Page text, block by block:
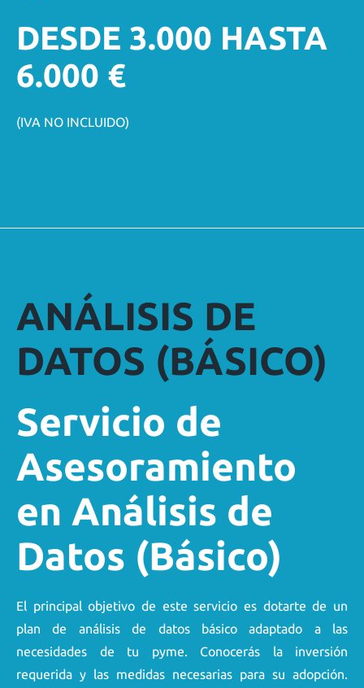
DESDE 3.000 HASTA
6.000 €
(IVA NO INCLUIDO)
ANÁLISIS DE
DATOS (BÁSICO)
Servicio de
Asesoramiento
en Análisis de
Datos (Básico)
El principal objetivo de este servicio es dotarte de un
plan de análisis de datos básico adaptado a las
necesidades de tu pyme. Conocerás la inversión
requerida y las medidas necesarias para su adopción.